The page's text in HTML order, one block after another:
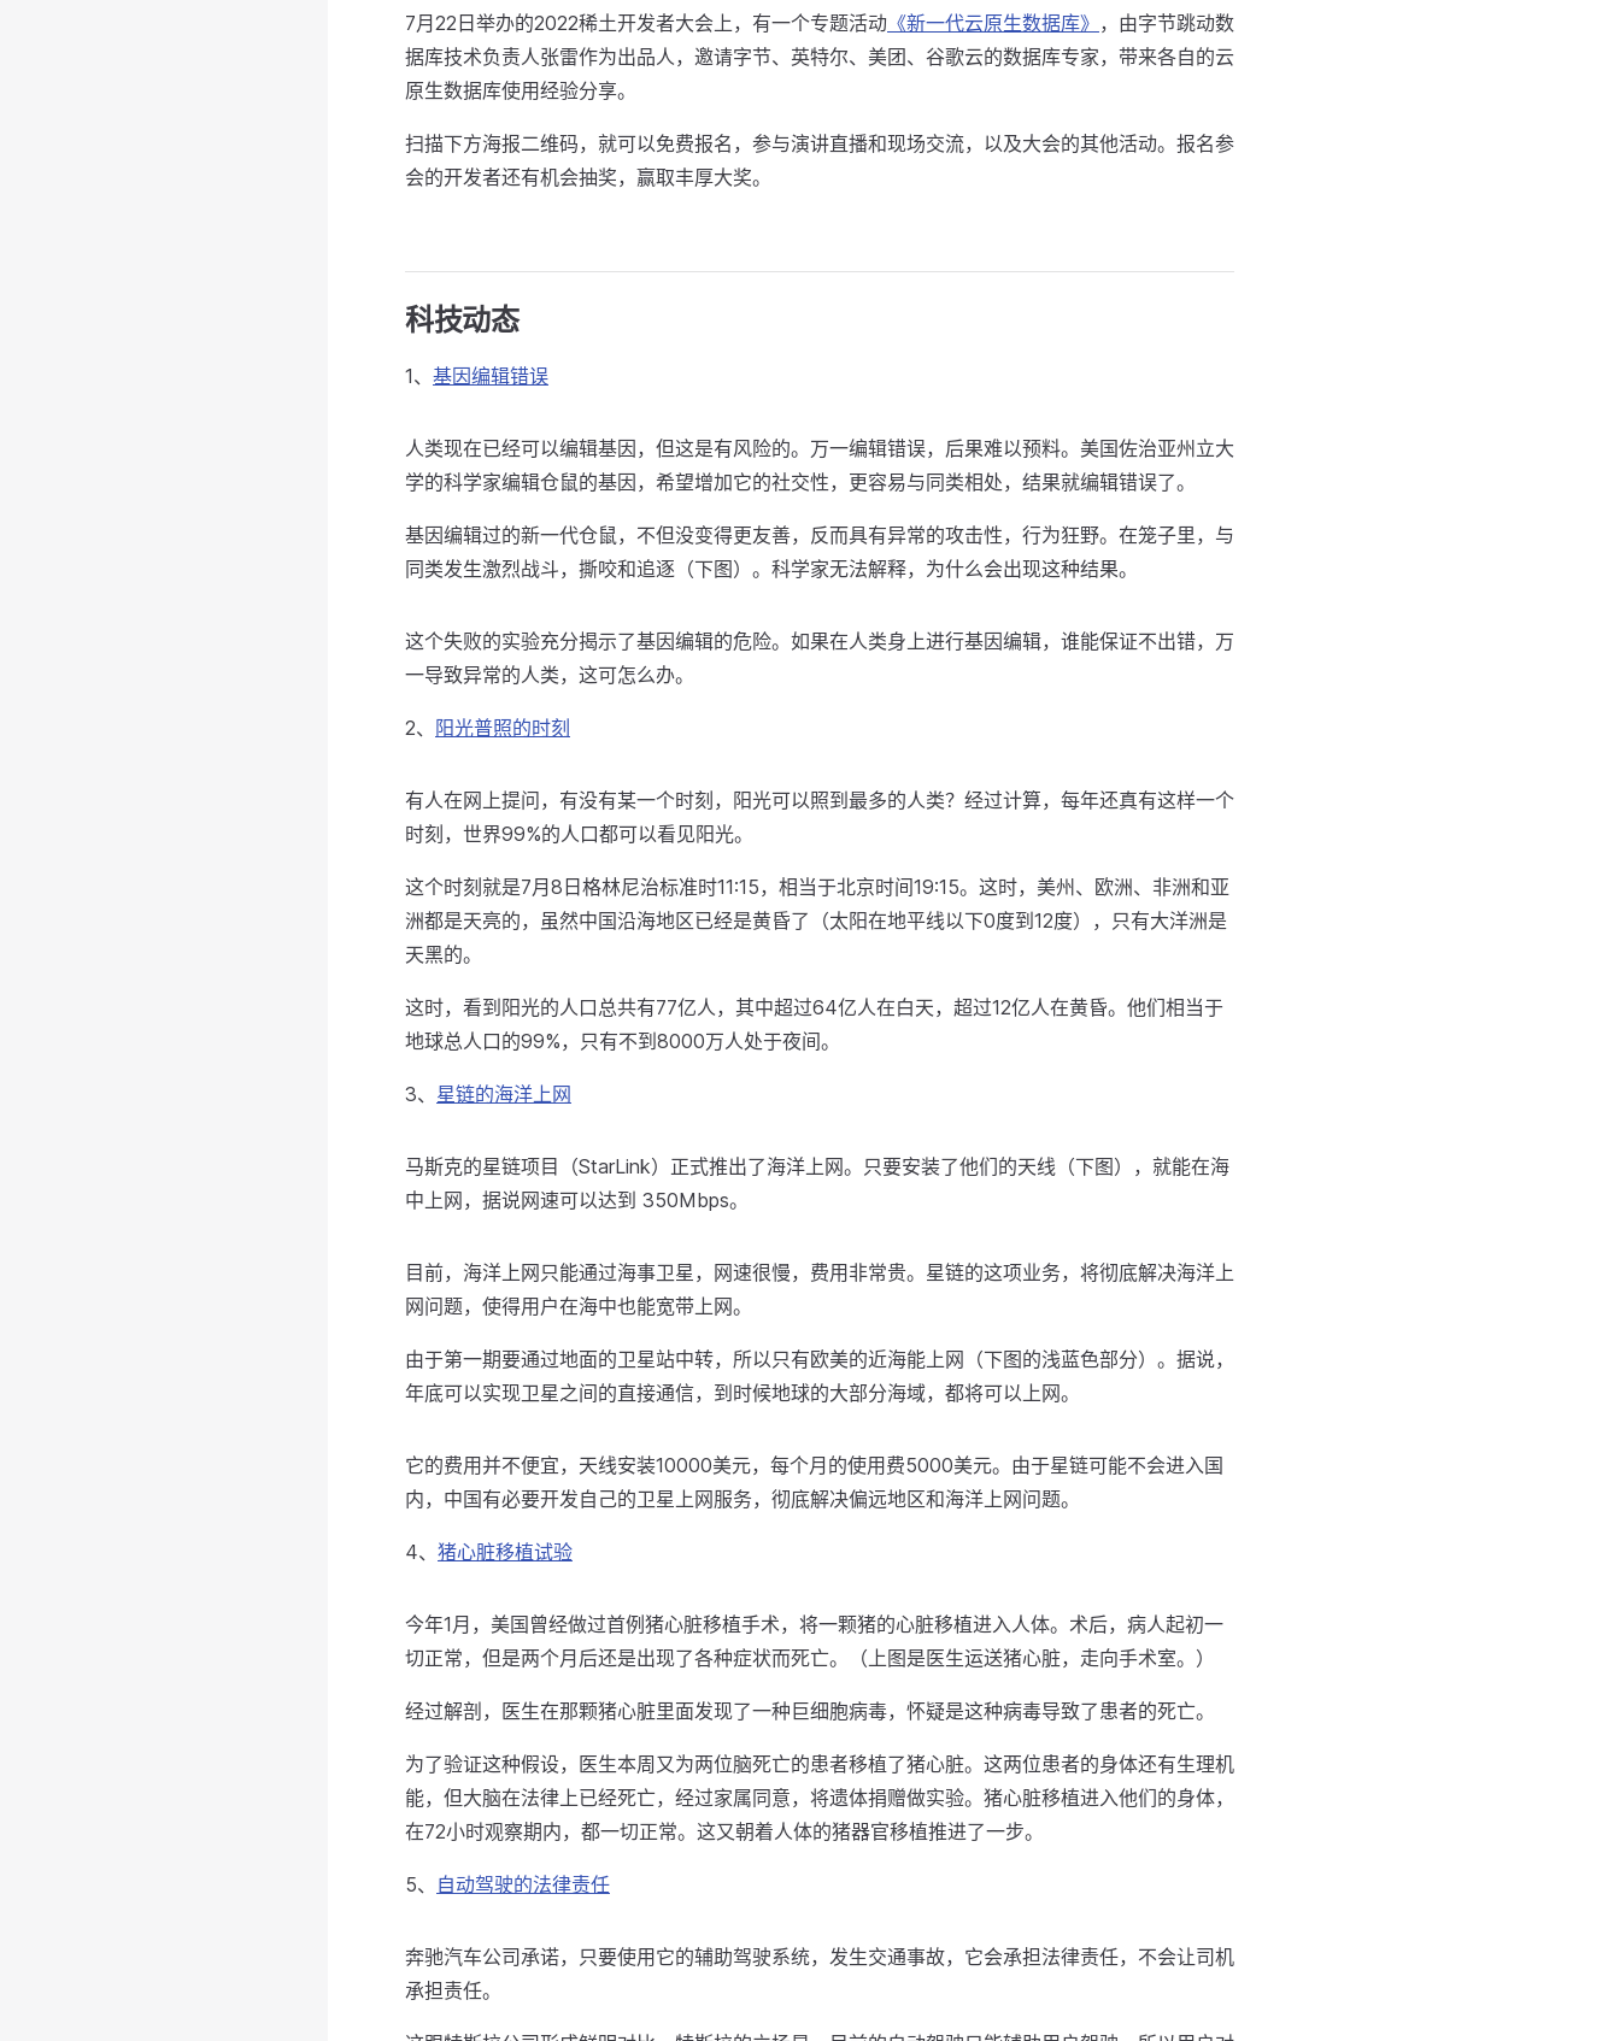
7月22日举办的2022稀土开发者大会上，有一个专题活动 《新一代云原生数据库》 ，由字节跳动数
据库技术负责人张雷作为出品人，邀请字节、英特尔、美团、谷歌云的数据库专家，带来各自的云
原生数据库使用经验分享。
扫描下方海报二维码，就可以免费报名，参与演讲直播和现场交流，以及大会的其他活动。报名参
会的开发者还有机会抽奖，赢取丰厚大奖。
科技动态
1、 基因编辑错误
人类现在已经可以编辑基因，但这是有风险的。万一编辑错误，后果难以预料。美国佐治亚州立大
学的科学家编辑仓鼠的基因，希望增加它的社交性，更容易与同类相处，结果就编辑错误了。
基因编辑过的新一代仓鼠，不但没变得更友善，反而具有异常的攻击性，行为狂野。在笼子里，与
同类发生激烈战斗，撕咬和追逐（下图）。科学家无法解释，为什么会出现这种结果。
这个失败的实验充分揭示了基因编辑的危险。如果在人类身上进行基因编辑，谁能保证不出错，万
一导致异常的人类，这可怎么办。
2、 阳光普照的时刻
有人在网上提问，有没有某一个时刻，阳光可以照到最多的人类？经过计算，每年还真有这样一个
时刻，世界99%的人口都可以看见阳光。
这个时刻就是7月8日格林尼治标准时11:15，相当于北京时间19:15。这时，美州、欧洲、非洲和亚
洲都是天亮的，虽然中国沿海地区已经是黄昏了（太阳在地平线以下0度到12度），只有大洋洲是
天黑的。
这时，看到阳光的人口总共有77亿人，其中超过64亿人在白天，超过12亿人在黄昏。他们相当于
地球总人口的99%，只有不到8000万人处于夜间。
3、 星链的海洋上网
马斯克的星链项目（StarLink）正式推出了海洋上网。只要安装了他们的天线（下图），就能在海
中上网，据说网速可以达到 350Mbps。
目前，海洋上网只能通过海事卫星，网速很慢，费用非常贵。星链的这项业务，将彻底解决海洋上
网问题，使得用户在海中也能宽带上网。
由于第一期要通过地面的卫星站中转，所以只有欧美的近海能上网（下图的浅蓝色部分）。据说，
年底可以实现卫星之间的直接通信，到时候地球的大部分海域，都将可以上网。
它的费用并不便宜，天线安装10000美元，每个月的使用费5000美元。由于星链可能不会进入国
内，中国有必要开发自己的卫星上网服务，彻底解决偏远地区和海洋上网问题。
4、 猪心脏移植试验
今年1月，美国曾经做过首例猪心脏移植手术，将一颗猪的心脏移植进入人体。术后，病人起初一
切正常，但是两个月后还是出现了各种症状而死亡。（上图是医生运送猪心脏，走向手术室。）
经过解剖，医生在那颗猪心脏里面发现了一种巨细胞病毒，怀疑是这种病毒导致了患者的死亡。
为了验证这种假设，医生本周又为两位脑死亡的患者移植了猪心脏。这两位患者的身体还有生理机
能，但大脑在法律上已经死亡，经过家属同意，将遗体捐赠做实验。猪心脏移植进入他们的身体，
在72小时观察期内，都一切正常。这又朝着人体的猪器官移植推进了一步。
5、 自动驾驶的法律责任
奔驰汽车公司承诺，只要使用它的辅助驾驶系统，发生交通事故，它会承担法律责任，不会让司机
承担责任。